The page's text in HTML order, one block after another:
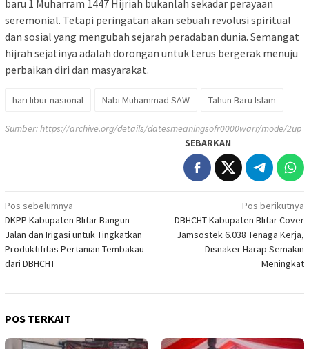
baru 1 Muharram 1447 Hijriah bukanlah sekadar perayaan
seremonial. Tetapi peringatan akan sebuah revolusi spiritual
dan sosial yang mengubah sejarah peradaban dunia. Semangat
hijrah sejatinya adalah dorongan untuk terus bergerak menuju
perbaikan diri dan masyarakat.
hari libur nasional Nabi Muhammad SAW Tahun Baru Islam
Sumber:https://archive.org/details/datesmeaningsofr0000warr/mode/2up
SEBARKAN
Navigasi
pos
Pos sebelumnya
DKPP Kabupaten Blitar Bangun
Jalan dan Irigasi untuk Tingkatkan
Produktifitas Pertanian Tembakau
dari DBHCHT
Pos berikutnya
DBHCHT Kabupaten Blitar Cover
Jamsostek 6.038 Tenaga Kerja,
Disnaker Harap Semakin
Meningkat
POS TERKAIT